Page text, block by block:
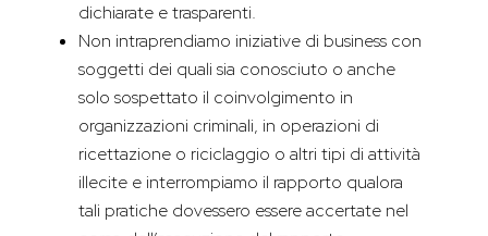
dichiarate e trasparenti.
Non intraprendiamo iniziative di business con
soggetti dei quali sia conosciuto o anche
solo sospettato il coinvolgimento in
organizzazioni criminali, in operazioni di
ricettazione o riciclaggio o altri tipi di attività
illecite e interrompiamo il rapporto qualora
tali pratiche dovessero essere accertate nel